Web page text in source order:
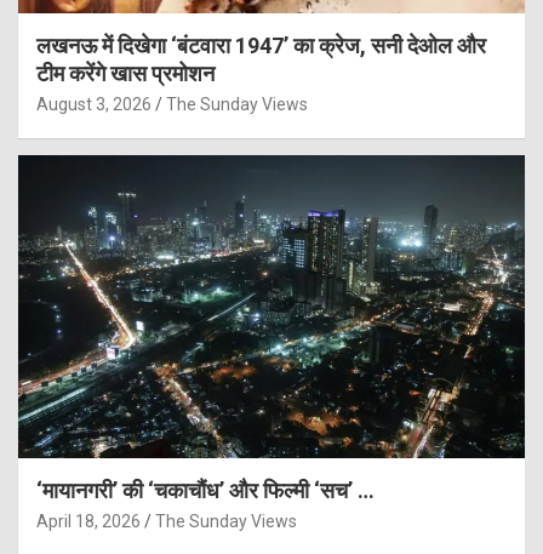
लखनऊ में दिखेगा ‘बंटवारा 1947’ का क्रेज, सनी देओल और
टीम करेंगे खास प्रमोशन
August 3, 2026 The Sunday Views
‘मायानगरी’ की ‘चकाचौंध’ और फिल्मी ‘सच’ …
April 18, 2026 The Sunday Views